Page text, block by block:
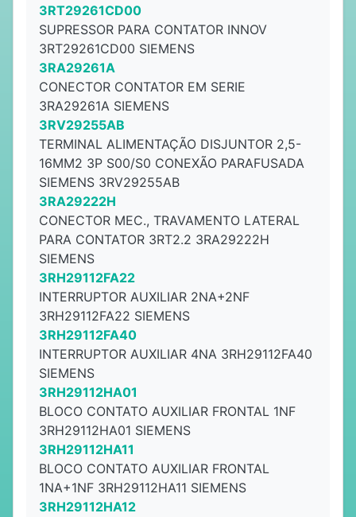
3RT29261CD00
SUPRESSOR PARA CONTATOR INNOV
3RT29261CD00 SIEMENS
3RA29261A
CONECTOR CONTATOR EM SERIE
3RA29261A SIEMENS
3RV29255AB
TERMINAL ALIMENTAÇÃO DISJUNTOR 2,5-
16MM2 3P S00/S0 CONEXÃO PARAFUSADA
SIEMENS 3RV29255AB
3RA29222H
CONECTOR MEC., TRAVAMENTO LATERAL
PARA CONTATOR 3RT2.2 3RA29222H
SIEMENS
3RH29112FA22
INTERRUPTOR AUXILIAR 2NA+2NF
3RH29112FA22 SIEMENS
3RH29112FA40
INTERRUPTOR AUXILIAR 4NA 3RH29112FA40
SIEMENS
3RH29112HA01
BLOCO CONTATO AUXILIAR FRONTAL 1NF
3RH29112HA01 SIEMENS
3RH29112HA11
BLOCO CONTATO AUXILIAR FRONTAL
1NA+1NF 3RH29112HA11 SIEMENS
3RH29112HA12